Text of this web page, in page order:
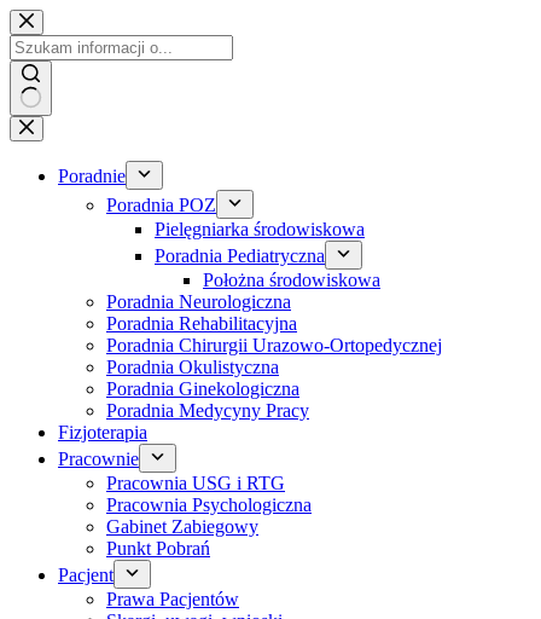
Przejdź
do
treści
Poradnie
Poradnia POZ
Pielęgniarka środowiskowa
Poradnia Pediatryczna
Położna środowiskowa
Poradnia Neurologiczna
Poradnia Rehabilitacyjna
Poradnia Chirurgii Urazowo-Ortopedycznej
Poradnia Okulistyczna
Poradnia Ginekologiczna
Poradnia Medycyny Pracy
Fizjoterapia
Pracownie
Pracownia USG i RTG
Pracownia Psychologiczna
Gabinet Zabiegowy
Punkt Pobrań
Pacjent
Prawa Pacjentów